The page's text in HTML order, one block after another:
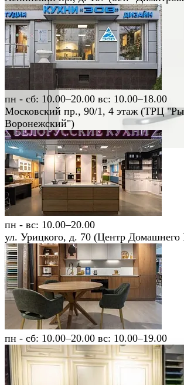
пн - сб: 10.00–20.00 вс: 10.00–18.00
Московский пр., 90/1, 4 этаж (ТРЦ
Воронежский")
пн - вс: 10.00–20.00
ул. Урицкого, д. 70 (Центр
пн - сб: 10.00–20.00 вс: 10.00–19.00